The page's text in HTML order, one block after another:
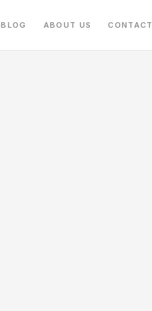
BLOG ABOUT US CONTACT